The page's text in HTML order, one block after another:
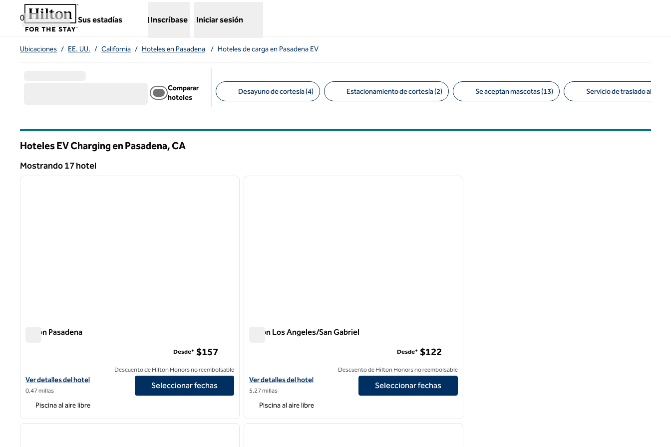
Saltar a contenido
0
Sus estadías
,abre una nueva pestaña
Inscríbase Iniciar sesión
Ubicaciones / EE. UU. / California / Hoteles en Pasadena / Hoteles de carga en Pasadena EV
Comparar
hoteles
Desayuno de cortesía (4) Estacionamiento de cortesía (2) Se aceptan mascotas (13) Servicio de traslado al
Hoteles EV Charging en Pasadena,CA
Mostrando 17 hotel
Mostrando 17 hotel
1 de 12
siguiente imagen
Hilton Pasadena
Ver detalles del hotel Hilton Pasadena
Ver detalles del hotel
0,47 millas
Desde* $157
Descuento de Hilton Honors no reembolsable
Seleccionar fechas
Piscina al aire libre
1 de 13
siguiente imagen
Hilton Los Angeles/San Gabriel
Ver detalles del hotel Hilton Los Angeles/San Gabriel
Ver detalles del hotel
5,27 millas
Desde* $122
Descuento de Hilton Honors no reembolsable
Seleccionar fechas
Piscina al aire libre
1 de 12
siguiente imagen
1 de 11
siguiente imagen